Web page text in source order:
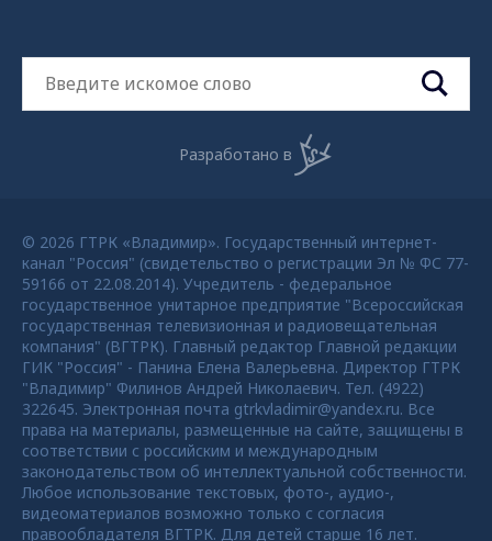
Разработано в
© 2026 ГТРК «Владимир». Государственный интернет-
канал "Россия" (свидетельство о регистрации Эл № ФС 77-
59166 от 22.08.2014). Учредитель - федеральное
государственное унитарное предприятие "Всероссийская
государственная телевизионная и радиовещательная
компания" (ВГТРК). Главный редактор Главной редакции
ГИК "Россия" - Панина Елена Валерьевна. Директор ГТРК
"Владимир" Филинов Андрей Николаевич. Тел. (4922)
322645. Электронная почта gtrkvladimir@yandex.ru. Все
права на материалы, размещенные на сайте, защищены в
соответствии с российским и международным
законодательством об интеллектуальной собственности.
Любое использование текстовых, фото-, аудио-,
видеоматериалов возможно только с согласия
правообладателя ВГТРК. Для детей старше 16 лет.